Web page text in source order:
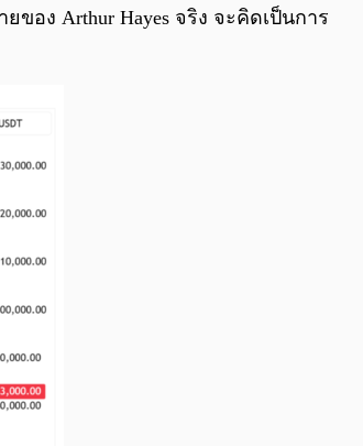
ของ Arthur Hayes จริง จะคิดเป็นการ